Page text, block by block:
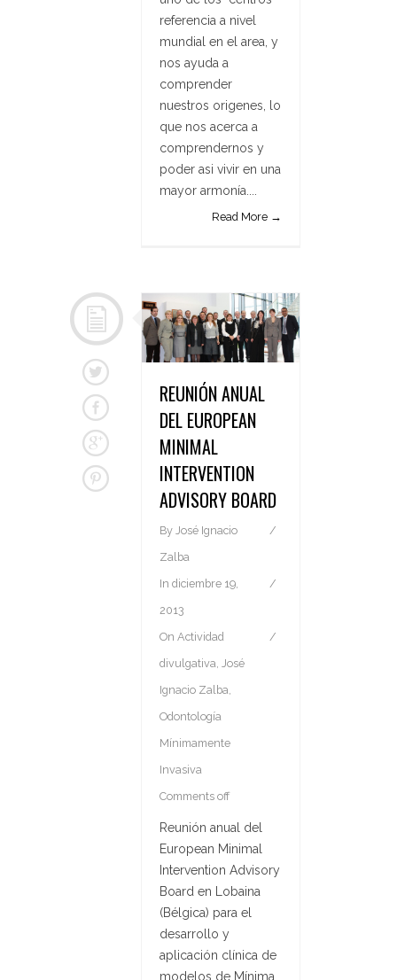
referencia a nivel
mundial en el area, y
nos ayuda a
comprender
nuestros origenes, lo
que nos acerca a
comprendernos y
poder asi vivir en una
mayor armonía....
Read More →
REUNIÓN ANUAL
DEL EUROPEAN
MINIMAL
INTERVENTION
ADVISORY BOARD
By José Ignacio
Zalba
In diciembre 19,
2013
On Actividad
divulgativa, José
Ignacio Zalba,
Odontología
Mínimamente
Invasiva
Comments off
Reunión anual del
European Minimal
Intervention Advisory
Board en Lobaina
(Bélgica) para el
desarrollo y
aplicación clínica de
modelos de Mínima